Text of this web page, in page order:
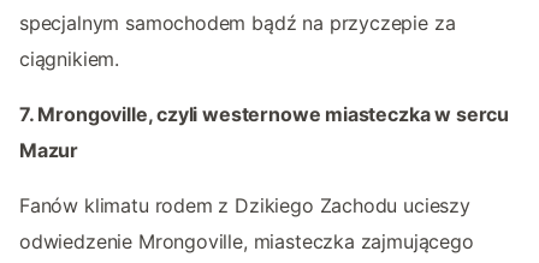
specjalnym samochodem bądź na przyczepie za
ciągnikiem.
7. Mrongoville, czyli westernowe miasteczka w sercu
Mazur
Fanów klimatu rodem z Dzikiego Zachodu ucieszy
odwiedzenie Mrongoville, miasteczka zajmującego